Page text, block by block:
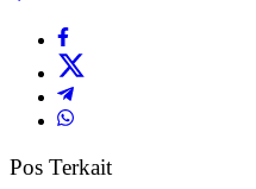
Pos Terkait